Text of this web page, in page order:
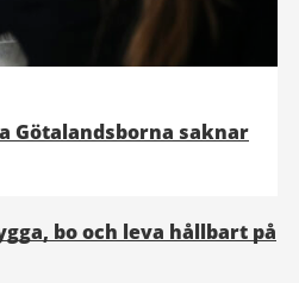
Götalandsborna saknar
bo och leva hållbart på